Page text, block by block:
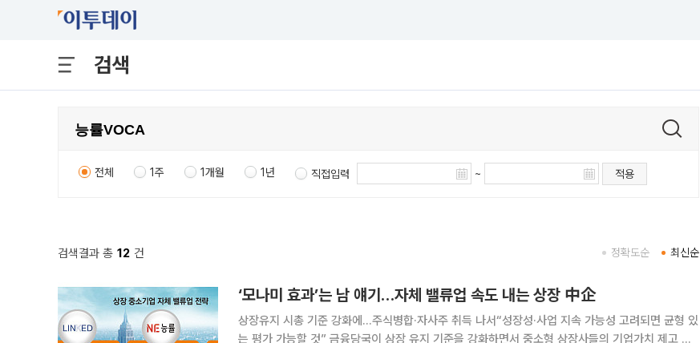
검색
전체 1주 1개월 1년 직접입력 ~ 적용
검색결과 총 12 건 최신순
정확도순
‘모나미 효과’는 남 얘기…자체 밸류업 속도 내는 상장 中企
상장유지 시총 기준 강화에…주식병합·자사주 취득 나서“성장성·사업 지속 가능성 고려되면 균형 있
는 평가 가능할 것” 금융당국이 상장 유지 기준을 강화하면서 중소형 상장사들의 기업가치 제고 움